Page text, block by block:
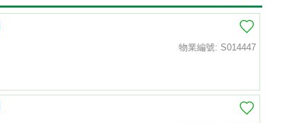
物業編號: S014447